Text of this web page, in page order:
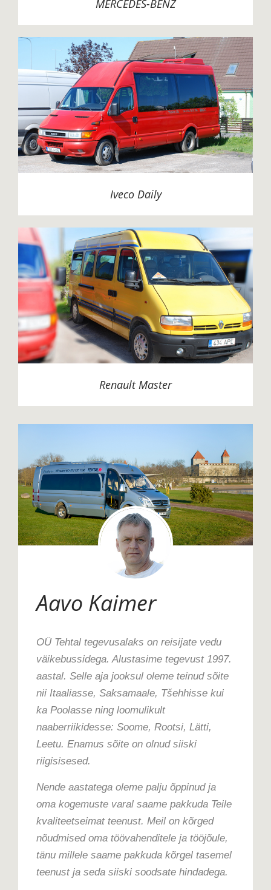
MERCEDES-BENZ
Iveco Daily
Renault Master
Aavo Kaimer
OÜ Tehtal tegevusalaks on reisijate vedu
väikebussidega. Alustasime tegevust 1997.
aastal. Selle aja jooksul oleme teinud sõite
nii Itaaliasse, Saksamaale, Tšehhisse kui
ka Poolasse ning loomulikult
naaberriikidesse: Soome, Rootsi, Lätti,
Leetu. Enamus sõite on olnud siiski
riigisisesed.
Nende aastatega oleme palju õppinud ja
oma kogemuste varal saame pakkuda Teile
kvaliteetseimat teenust. Meil on kõrged
nõudmised oma töövahenditele ja tööjõule,
tänu millele saame pakkuda kõrgel tasemel
teenust ja seda siiski soodsate hindadega.